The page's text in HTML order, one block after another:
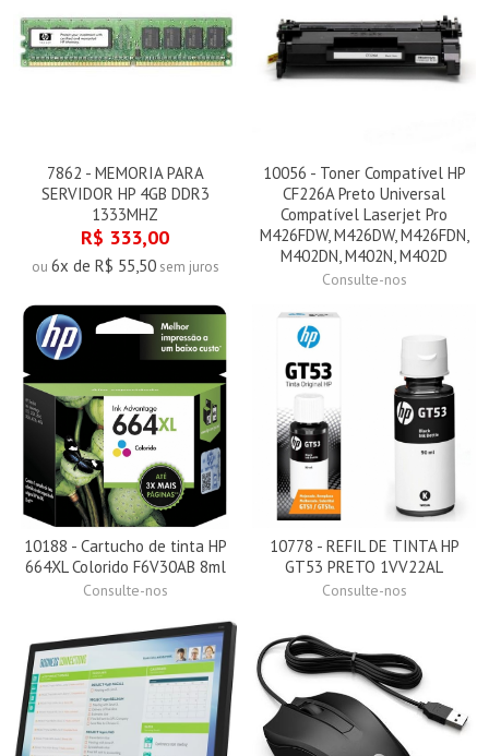
7862 - MEMORIA PARA
SERVIDOR HP 4GB DDR3
1333MHZ
R$ 333,00
ou 6x de R$ 55,50sem juros
10056 - Toner Compatível HP
CF226A Preto Universal
Compatível Laserjet Pro
M426FDW, M426DW, M426FDN,
M402DN, M402N, M402D
Consulte-nos
10188 - Cartucho de tinta HP
664XL Colorido F6V30AB 8ml
Consulte-nos
10778 - REFIL DE TINTA HP
GT53 PRETO 1VV22AL
Consulte-nos